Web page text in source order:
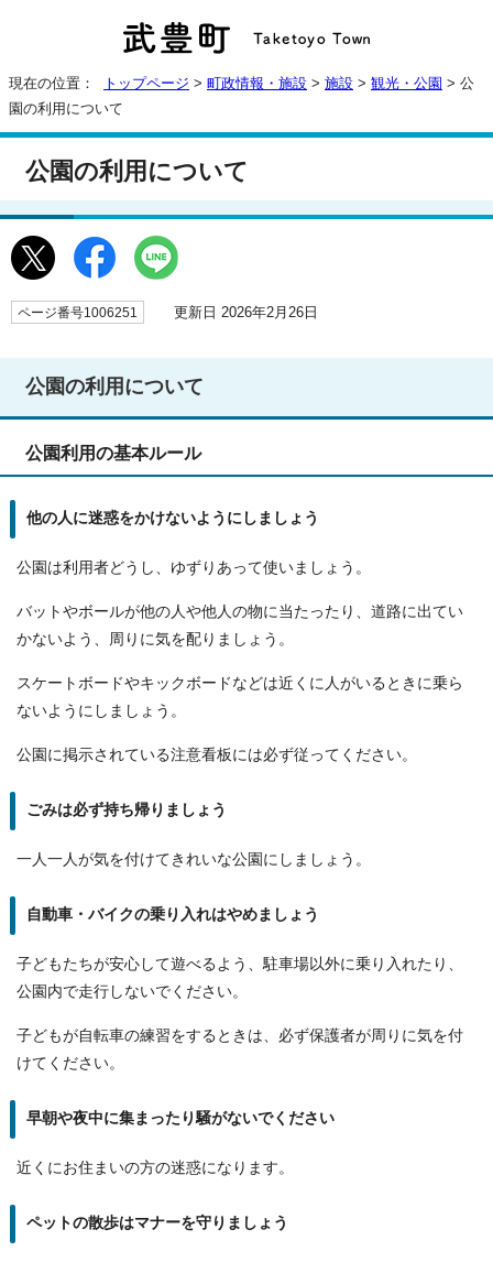
現在の位置： トップページ > 町政情報・施設 > 施設 > 観光・公園 > 公
園の利用について
公園の利用について
ページ番号1006251 更新日 2026年2月26日
公園の利用について
公園利用の基本ルール
他の人に迷惑をかけないようにしましょう
公園は利用者どうし、ゆずりあって使いましょう。
バットやボールが他の人や他人の物に当たったり、道路に出てい
かないよう、周りに気を配りましょう。
スケートボードやキックボードなどは近くに人がいるときに乗ら
ないようにしましょう。
公園に掲示されている注意看板には必ず従ってください。
ごみは必ず持ち帰りましょう
一人一人が気を付けてきれいな公園にしましょう。
自動車・バイクの乗り入れはやめましょう
子どもたちが安心して遊べるよう、駐車場以外に乗り入れたり、
公園内で走行しないでください。
子どもが自転車の練習をするときは、必ず保護者が周りに気を付
けてください。
早朝や夜中に集まったり騒がないでください
近くにお住まいの方の迷惑になります。
ペットの散歩はマナーを守りましょう